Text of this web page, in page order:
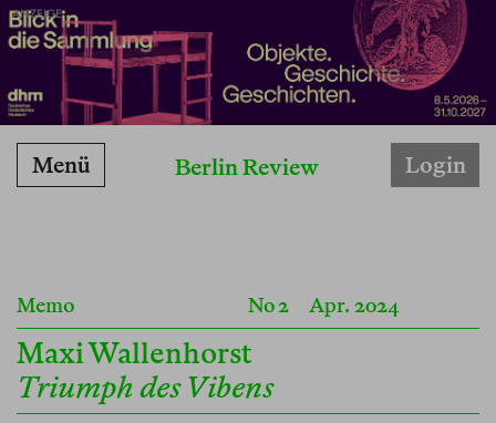
ANZEIGE
Berlin Review
Menü Login
Memo No 2 Apr. 2024
Maxi Wallenhorst
Triumph des Vibens